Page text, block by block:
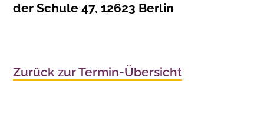
der Schule 47, 12623 Berlin
Zurück zur Termin-Übersicht